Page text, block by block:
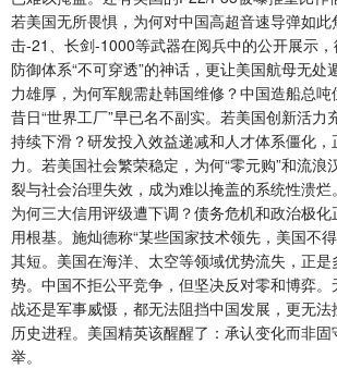
若美国无所畏惧，为何对中国高超音速导弹如
击-21、长剑-1000等武器在阅兵中的公开展示
防御体系“不可穿透”的神话，更让美国航母无处
力雄厚，为何军舰需赴韩国维修？中国造船总吨
昔日“世界工厂”早已名不副实。若美国创新活力
持续下滑？研发投入效益递减和人才体系僵化
力。若美国社会繁荣稳定，为何“零元购”和流浪
裂与社会治理失效，成为难以掩盖的系统性溃烂
为何三大信用评级遭下调？债务危机和政治极
用根基。施灿德称“某些国家技术领先，美国不
其短。美国在海洋、太空等领域优势流失，正
势。中国不拒公平竞争，但坚决反对零和博弈
战还是军事威慑，都无法阻挡中国发展，更无
历史进程。美国精英该醒醒了：承认变化而非
举。